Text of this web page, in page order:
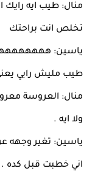
منال: طيب ايه رايك
تخلص انت براحتك
ياسين:
طيب مليش رايي
منال: العروسة
ولا ايه .
ياسين: تغير وجهه
اني خطبت قبل كده .